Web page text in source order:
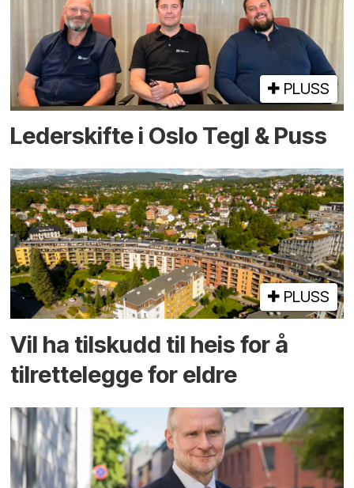
PLUSS
Lederskifte i Oslo Tegl & Puss
PLUSS
Vil ha tilskudd til heis for å
tilrettelegge for eldre